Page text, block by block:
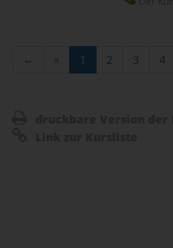
← « 1 2 3 4